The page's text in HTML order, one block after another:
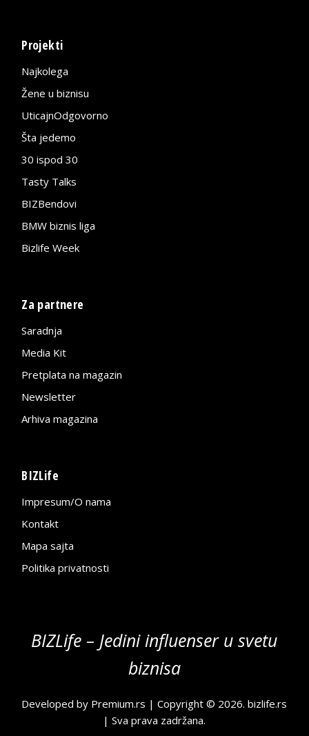
Projekti
Najkolega
Žene u biznisu
UticajnOdgovorno
Šta jedemo
30 ispod 30
Tasty Talks
BIZBendovi
BMW biznis liga
Bizlife Week
Za partnere
Saradnja
Media Kit
Pretplata na magazin
Newsletter
Arhiva magazina
BIZLife
Impresum/O nama
Kontakt
Mapa sajta
Politika privatnosti
BIZLife – Jedini influenser u svetu
biznisa
Developed by Premium.rs | Copyright © 2026.bizlife.rs
| Sva prava zadržana.